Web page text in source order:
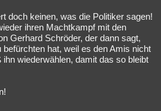
doch keinen, was die Politiker sagen!
ihren Machtkampf mit den
Gerhard Schröder, der dann sagt,
hat, weil es den Amis nicht
wiederwählen, damit das so bleibt